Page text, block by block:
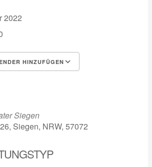
2022
HINZUFÜGEN
Siegen
Siegen, NRW, 57072